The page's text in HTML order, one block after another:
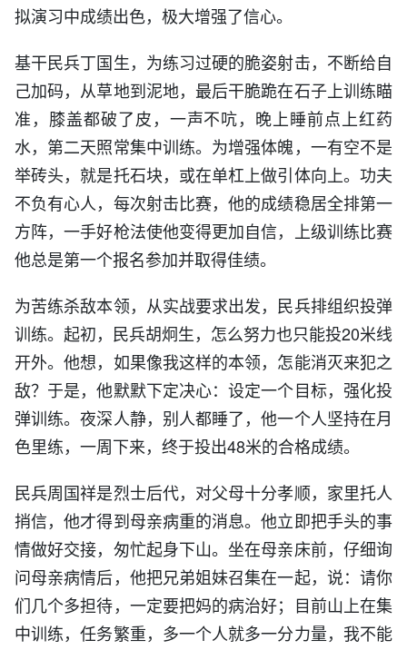
拟演习中成绩出色，极大增强了信心。
基干民兵丁国生，为练习过硬的脆姿射击，不断给自
己加码，从草地到泥地，最后干脆跪在石子上训练瞄
准，膝盖都破了皮，一声不吭，晚上睡前点上红药
水，第二天照常集中训练。为增强体魄，一有空不是
举砖头，就是托石块，或在单杠上做引体向上。功夫
不负有心人，每次射击比赛，他的成绩稳居全排第一
方阵，一手好枪法使他变得更加自信，上级训练比赛
他总是第一个报名参加并取得佳绩。
为苦练杀敌本领，从实战要求出发，民兵排组织投弹
训练。起初，民兵胡炯生，怎么努力也只能投20米线
开外。他想，如果像我这样的本领，怎能消灭来犯之
敌？于是，他默默下定决心：设定一个目标，强化投
弹训练。夜深人静，别人都睡了，他一个人坚持在月
色里练，一周下来，终于投出48米的合格成绩。
民兵周国祥是烈士后代，对父母十分孝顺，家里托人
捎信，他才得到母亲病重的消息。他立即把手头的事
情做好交接，匆忙起身下山。坐在母亲床前，仔细询
问母亲病情后，他把兄弟姐妹召集在一起，说：请你
们几个多担待，一定要把妈的病治好；目前山上在集
中训练，任务繁重，多一个人就多一分力量，我不能